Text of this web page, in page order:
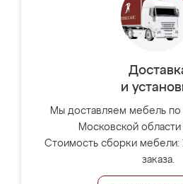
и
Мы доставляем мебель
Московской области
Стоимость сборки мебели:
заказа.